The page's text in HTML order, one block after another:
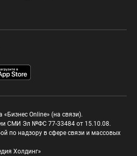
«Бизнес Online» (на связи).
СМИ Эл №ФС 77-33484 от 15.10.08.
по надзору в сфере связи и массовых
Холдинг»